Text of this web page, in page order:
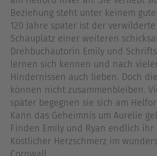
Beziehung steht unter keinem
120 Jahre später ist der verwilderte
Schauplatz einer weiteren
Drehbuchautorin Emily und
lernen sich kennen und nach
Hindernissen auch lieben. Doch
können nicht zusammenbleiben.
später begegnen sie sich am
Kann das Geheimnis um Aurelie
Finden Emily und Ryan endlich ihr
Köstlicher Herzschmerz im